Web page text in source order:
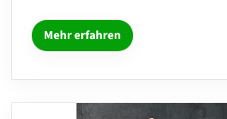
Mehr erfahren